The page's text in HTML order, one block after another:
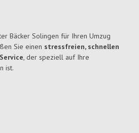
Bäcker Solingen für Ihren Umzug
Sie einen stressfreien, schnellen
, der speziell auf Ihre
ist.